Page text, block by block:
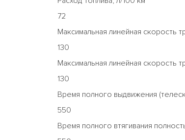
72
Максимальная линейная скорость
130
Максимальная линейная скорость
130
Время полного выдвижения
550
Время полного втягивания